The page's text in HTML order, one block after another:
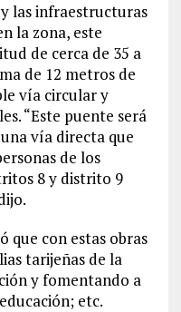
las infraestructuras
la zona, este
de cerca de 35 a
de 12 metros de
vía circular y
“Este puente será
vía directa que
de los
8 y distrito 9
que con estas obras
tarijeñas de la
y fomentando a
etc.